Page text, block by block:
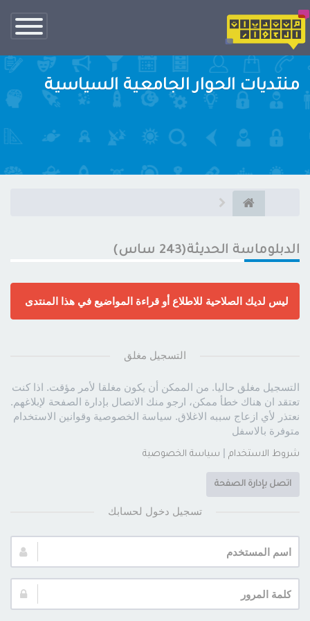
تبديل
الناف
منتديات الحوار الجامعية السياسية
الدبلوماسة الحديثة(243 ساس)
ليس لديك الصلاحية للاطلاع أو قراءة المواضيع في هذا المنتدى
التسجيل مغلق
التسجيل مغلق حاليا. من الممكن أن يكون مغلقا لأمر مؤقت. اذا كنت
تعتقد ان هناك خطأ ممكن، ارجو منك الاتصال بإدارة الصفحة لإبلاغهم.
نعتذر لأي ازعاج سببه الاغلاق. سياسة الخصوصية وقوانين الاستخدام
متوفرة بالاسفل
شروط الاستخدام | سياسة الخصوصية
اتصل بإدارة الصفحة
تسجيل دخول لحسابك
اسم
المستخدم:
كلمة
المرور: